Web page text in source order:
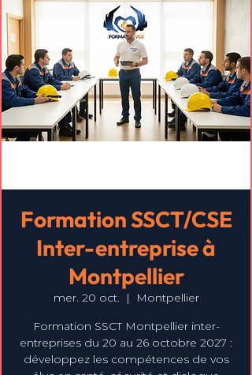
Formation SSCT/CSE
Inter-entreprise à
Montpellier
mer. 20 oct.
  |
Montpellier
Formation SSCT Montpellier inter-
entreprises du 20 au 26 octobre 2027 :
développez les compétences de vos